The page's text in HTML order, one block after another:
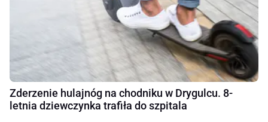
Zderzenie hulajnóg na chodniku w Drygulcu. 8-
letnia dziewczynka trafiła do szpitala